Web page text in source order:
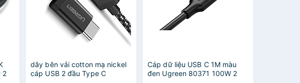
2
dây bên vải cotton mạ nickel
cáp USB 2 đầu Type C
Cáp dữ liệu USB C 1M màu
đen Ugreen 80371 100W 2